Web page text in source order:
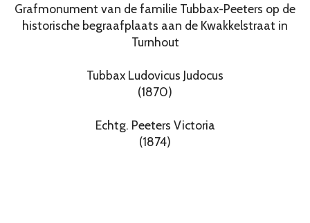
Grafmonument van de familie Tubbax-Peeters op de
historische begraafplaats aan de Kwakkelstraat in
Turnhout
Tubbax Ludovicus Judocus
(1870)
Echtg. Peeters Victoria
(1874)